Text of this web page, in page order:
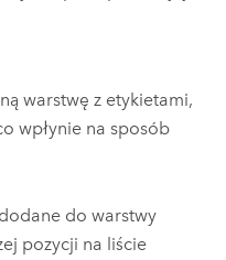
warstwę z etykietami,
wpłynie na sposób
do warstwy
pozycji na liście